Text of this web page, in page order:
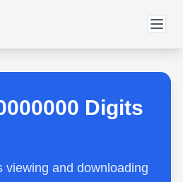
Digits
viewing and downloading